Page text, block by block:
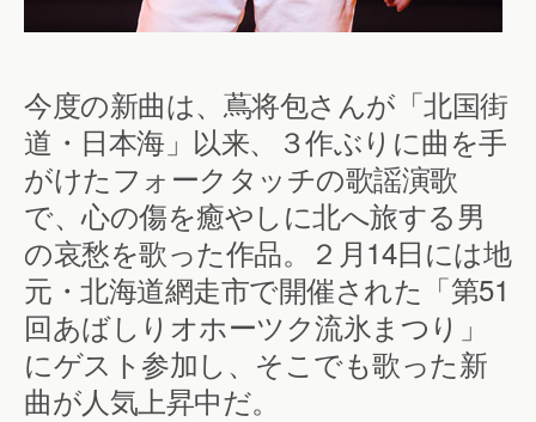
今度の新曲は、蔦将包さんが「北国街
道・日本海」以来、３作ぶりに曲を手
がけたフォークタッチの歌謡演歌
で、心の傷を癒やしに北へ旅する男
の哀愁を歌った作品。２月14日には地
元・北海道網走市で開催された「第51
回あばしりオホーツク流氷まつり」
にゲスト参加し、そこでも歌った新
曲が人気上昇中だ。